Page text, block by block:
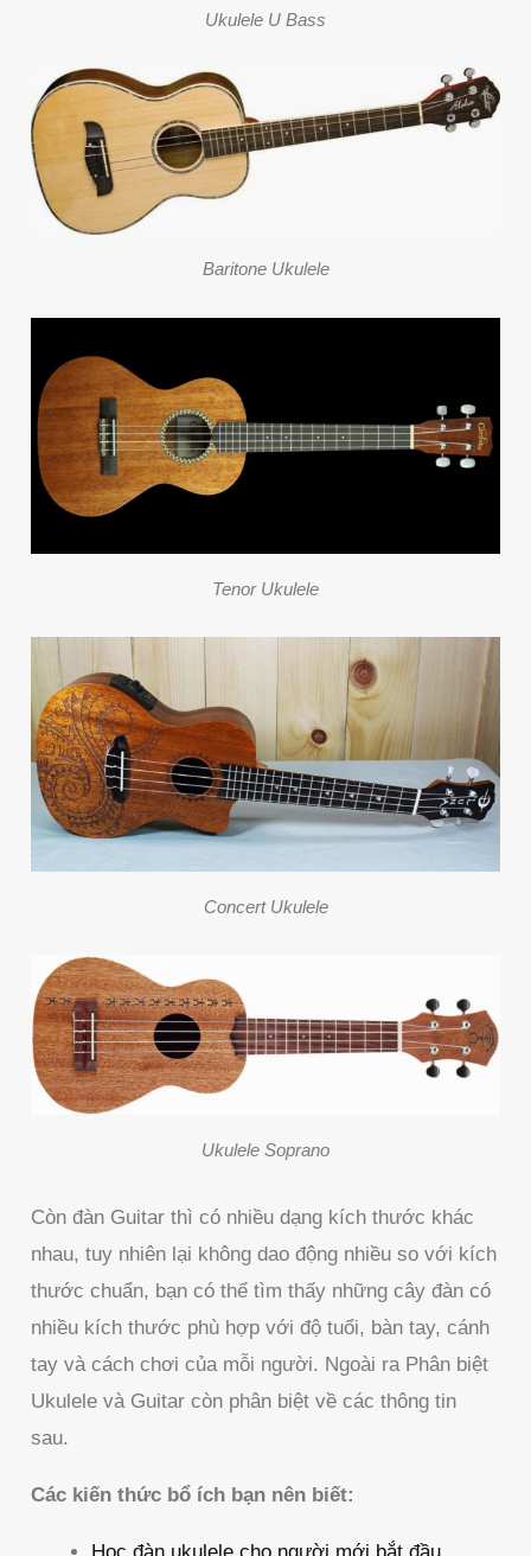
Ukulele U Bass
Baritone Ukulele
Tenor Ukulele
Concert Ukulele
Ukulele Soprano
Còn đàn Guitar thì có nhiều dạng kích thước khác
nhau, tuy nhiên lại không dao động nhiều so với kích
thước chuẩn, bạn có thể tìm thấy những cây đàn có
nhiều kích thước phù hợp với độ tuổi, bàn tay, cánh
tay và cách chơi của mỗi người. Ngoài ra Phân biệt
Ukulele và Guitar còn phân biệt về các thông tin
sau.
Các kiến thức bổ ích bạn nên biết:
Học đàn ukulele cho người mới bắt đầu